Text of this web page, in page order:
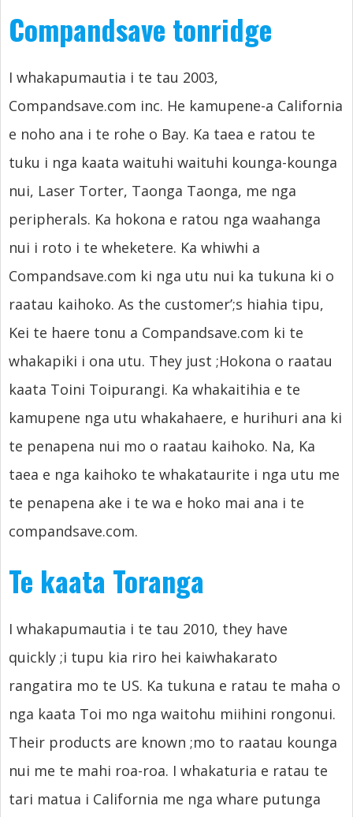
Compandsave tonridge
I whakapumautia i te tau 2003,
Compandsave.com inc. He kamupene-a California
e noho ana i te rohe o Bay. Ka taea e ratou te
tuku i nga kaata waituhi waituhi kounga-kounga
nui, Laser Torter, Taonga Taonga, me nga
peripherals. Ka hokona e ratou nga waahanga
nui i roto i te wheketere. Ka whiwhi a
Compandsave.com ki nga utu nui ka tukuna ki o
raatau kaihoko. As the customer’;s hiahia tipu,
Kei te haere tonu a Compandsave.com ki te
whakapiki i ona utu. They just ;Hokona o raatau
kaata Toini Toipurangi. Ka whakaitihia e te
kamupene nga utu whakahaere, e hurihuri ana ki
te penapena nui mo o raatau kaihoko. Na, Ka
taea e nga kaihoko te whakataurite i nga utu me
te penapena ake i te wa e hoko mai ana i te
compandsave.com.
Te kaata Toranga
I whakapumautia i te tau 2010, they have
quickly ;i tupu kia riro hei kaiwhakarato
rangatira mo te US. Ka tukuna e ratau te maha o
nga kaata Toi mo nga waitohu miihini rongonui.
Their products are known ;mo to raatau kounga
nui me te mahi roa-roa. I whakaturia e ratau te
tari matua i California me nga whare putunga